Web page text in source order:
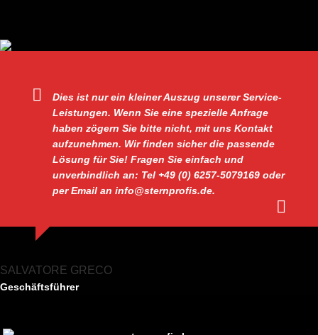
Dies ist nur ein kleiner Auszug unserer Service-
Leistungen. Wenn Sie eine spezielle Anfrage
haben zögern Sie bitte nicht, mit uns Kontakt
aufzunehmen. Wir finden sicher die passende
Lösung für Sie! Fragen Sie einfach und
unverbindlich an: Tel +49 (0) 6257-5079169 oder
per Email an info@sternprofis.de.
SALVATORE GRECO
Geschäftsführer